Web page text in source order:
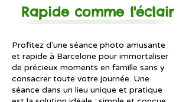
Rapide comme l'éclair
Profitez d'une séance photo amusante
et rapide à Barcelone pour immortaliser
de précieux moments en famille sans y
consacrer toute votre journée. Une
séance dans un lieu unique et pratique